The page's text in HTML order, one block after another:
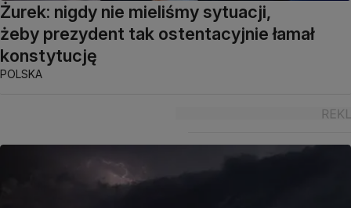
Żurek: nigdy nie mieliśmy sytuacji,
żeby prezydent tak ostentacyjnie łamał
konstytucję
POLSKA